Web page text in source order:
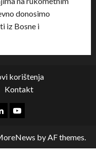
donosimo
iz Bosne i
korištenja
Kontakt
by AF themes.